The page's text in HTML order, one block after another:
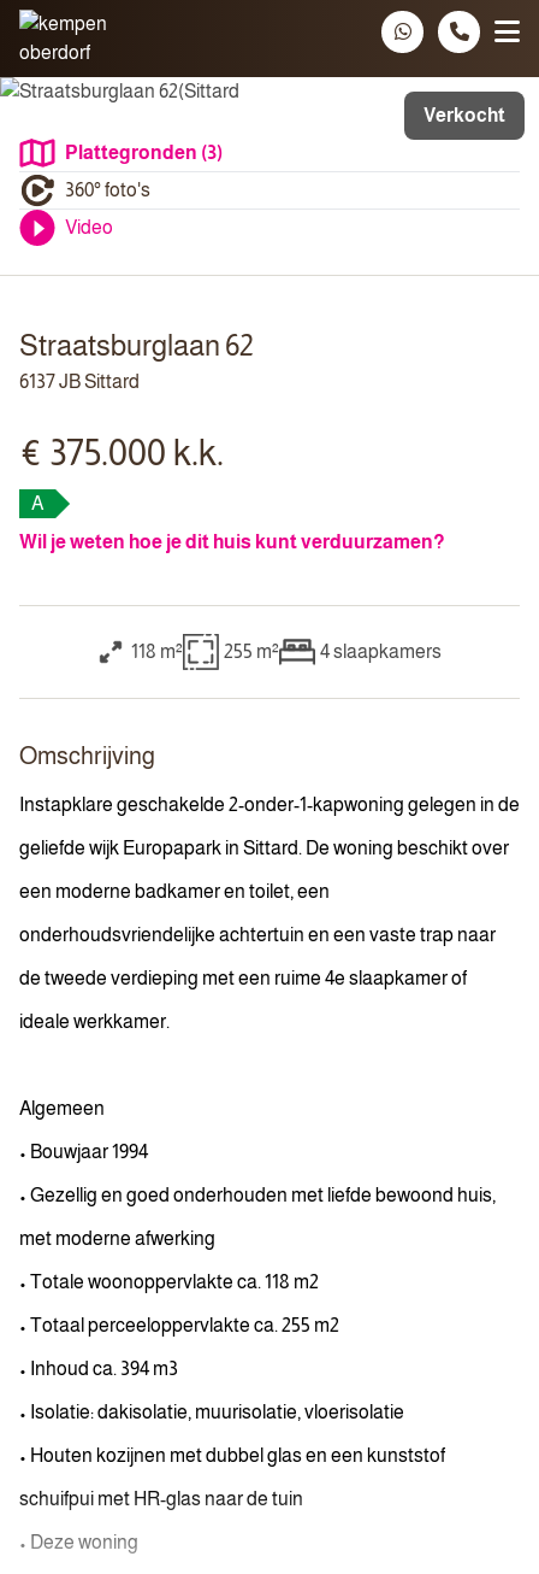
Spring naar inhoud
Verkocht
Plattegronden (3)
360° foto's
Video
Straatsburglaan 62
6137 JB Sittard
€ 375.000 k.k.
A
Wil je weten hoe je dit huis kunt verduurzamen?
118 m² 255 m² 4slaapkamers
Omschrijving
Instapklare geschakelde 2-onder-1-kapwoning gelegen in de
geliefde wijk Europapark in Sittard. De woning beschikt over
een moderne badkamer en toilet, een
onderhoudsvriendelijke achtertuin en een vaste trap naar
de tweede verdieping met een ruime 4e slaapkamer of
ideale werkkamer.
Algemeen
• Bouwjaar 1994
• Gezellig en goed onderhouden met liefde bewoond huis,
met moderne afwerking
• Totale woonoppervlakte ca. 118 m2
• Totaal perceeloppervlakte ca. 255 m2
• Inhoud ca. 394 m3
• Isolatie: dakisolatie, muurisolatie, vloerisolatie
• Houten kozijnen met dubbel glas en een kunststof
schuifpui met HR-glas naar de tuin
• Deze woning